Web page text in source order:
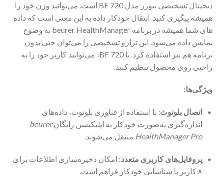
دیجیتال تشخیصی بیورر مدل BF 720 است. می‌توانید وزن خود را
همیشه پیگیری کنید. انتقال خودکار داده به این معنی است که داده
های شما همیشه در برنامه beurer HealthManager به وضوح
نمایش داده می‌شود. این ترازو تشخیصی را می‌توان حتی بدون
برنامه هم نیز استفاده کرد. با BF 720، می‌توانید کاربر خود را به
راحتی روی محصول تنظیم کنید.
ویژگی‌ها:
اتصال بلوتوث: با استفاده از فناوری بلوتوث، داده‌های
اندازه‌گیری به‌صورت خودکار به اپلیکیشن رایگانbeurer
HealthManager Pro منتقل می‌شوند.
پروفایل‌های کاربری متعدد: امکان ذخیره‌سازی اطلاعات برای
۸ کاربر با شناسایی خودکار فراهم است.